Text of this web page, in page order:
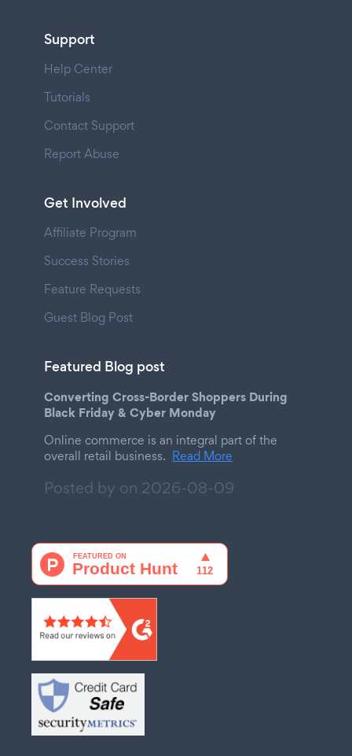
Support
Help Center
Tutorials
Contact Support
Report Abuse
Get Involved
Affiliate Program
Success Stories
Feature Requests
Guest Blog Post
Featured Blog post
Converting Cross-Border Shoppers During
Black Friday & Cyber Monday
Online commerce is an integral part of the
overall retail business. Read More
Posted by on 2026-08-09